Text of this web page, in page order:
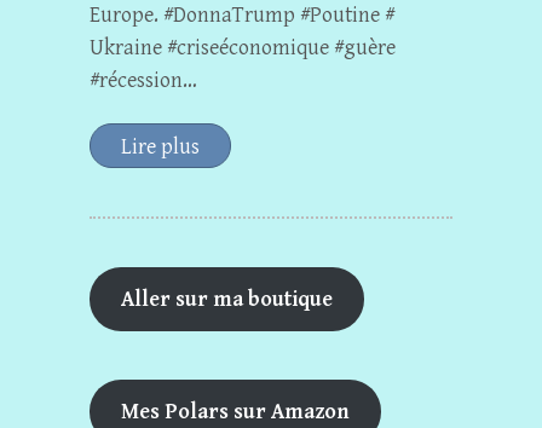
Europe. #DonnaTrump #Poutine #
Ukraine #criseéconomique #guère
#récession…
Lire plus
Aller sur ma boutique
Mes Polars sur Amazon